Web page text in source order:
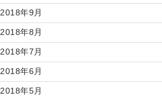
2018年9月
2018年8月
2018年7月
2018年6月
2018年5月